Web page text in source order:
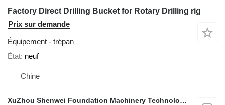
Factory Direct Drilling Bucket for Rotary Drilling rig
Prix sur demande
Équipement - trépan
État neuf
Chine
XuZhou Shenwei Foundation Machinery Technology